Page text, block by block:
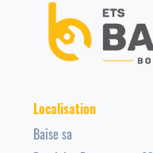
Localisation
Baise sa